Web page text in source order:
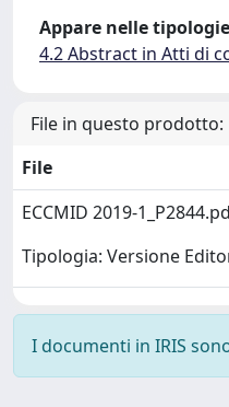
Appare nelle
4.2 Abstract in Atti di
File in questo prodotto:
File
ECCMID 2019-
Tipologia: Versione
I documenti in IRIS